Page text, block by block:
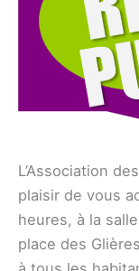
L’Association
plaisir de vous
heures, à la
place des